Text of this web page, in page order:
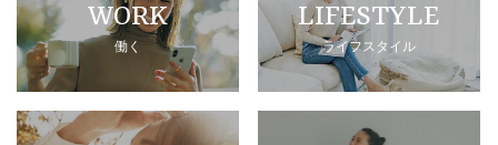
WORK
働く
LIFESTYLE
ライフスタイル